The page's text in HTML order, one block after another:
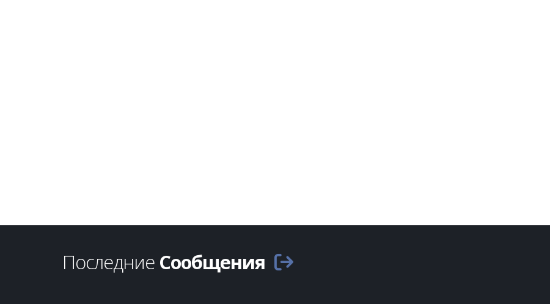
Последние Сообщения